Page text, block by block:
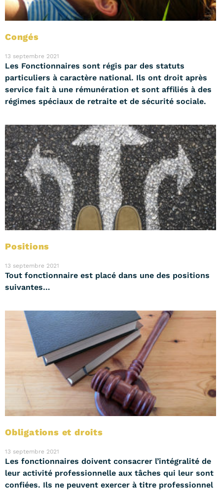
Congés
13 septembre 2021
Les Fonctionnaires sont régis par des statuts
particuliers à caractère national. Ils ont droit après
service fait à une rémunération et sont affiliés à des
régimes spéciaux de retraite et de sécurité sociale.
Positions
13 septembre 2021
Tout fonctionnaire est placé dans une des positions
suivantes…
Obligations et droits
13 septembre 2021
Les fonctionnaires doivent consacrer l’intégralité de
leur activité professionnelle aux tâches qui leur sont
confiées. Ils ne peuvent exercer à titre professionnel